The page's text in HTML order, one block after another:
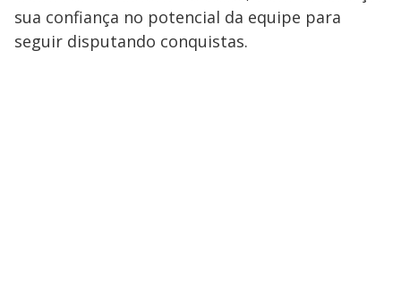
sua confiança no potencial da equipe para
seguir disputando conquistas.